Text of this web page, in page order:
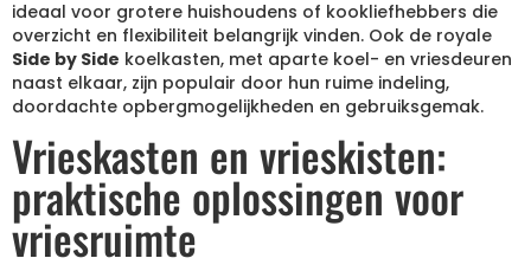
ideaal voor grotere huishoudens of kookliefhebbers die
overzicht en flexibiliteit belangrijk vinden. Ook de royale
Side by Side koelkasten, met aparte koel- en vriesdeuren
naast elkaar, zijn populair door hun ruime indeling,
doordachte opbergmogelijkheden en gebruiksgemak.
Vrieskasten en vrieskisten:
praktische oplossingen voor
vriesruimte